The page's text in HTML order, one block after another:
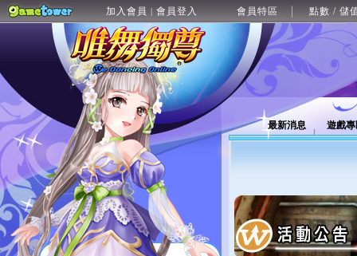
加入會員 | 會員登入 會員特區 點數 / 儲
最新消息 遊戲